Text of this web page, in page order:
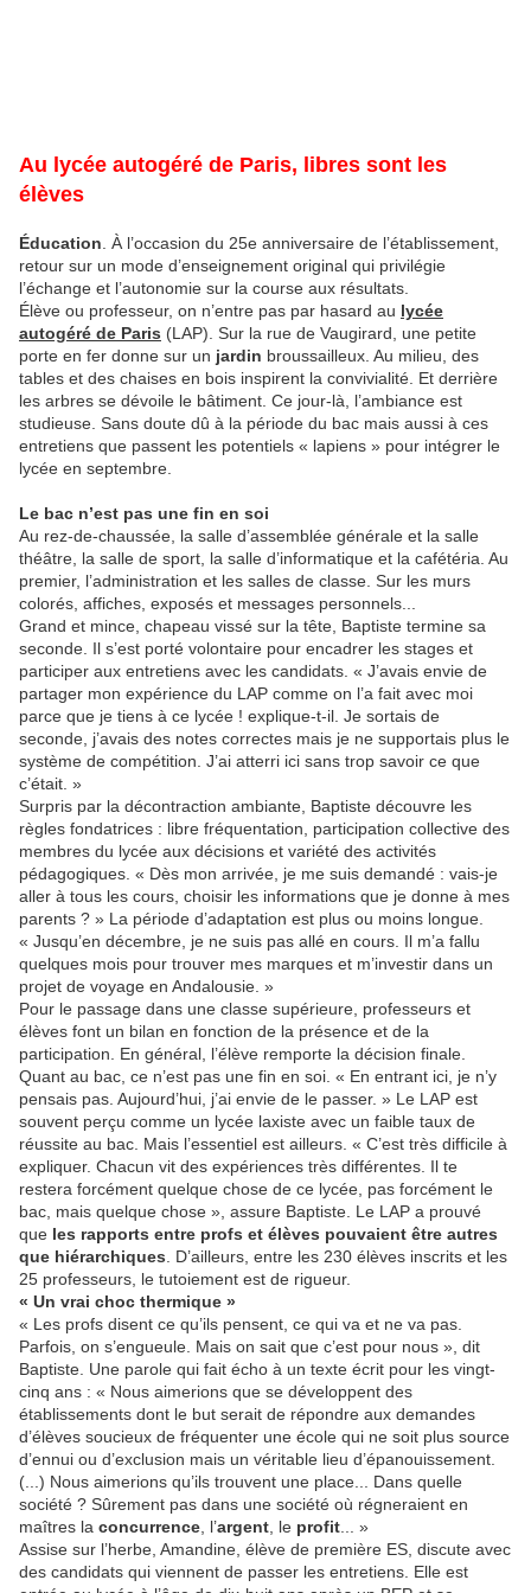
Au lycée autogéré de Paris, libres sont les
élèves
Éducation . À l’occasion du 25e anniversaire de l’établissement,
retour sur un mode d’enseignement original qui privilégie
l’échange et l’autonomie sur la course aux résultats.
Élève ou professeur, on n’entre pas par hasard au lycée
autogéré de Paris (LAP). Sur la rue de Vaugirard, une petite
porte en fer donne sur un jardin broussailleux. Au milieu, des
tables et des chaises en bois inspirent la convivialité. Et derrière
les arbres se dévoile le bâtiment. Ce jour-là, l’ambiance est
studieuse. Sans doute dû à la période du bac mais aussi à ces
entretiens que passent les potentiels « lapiens » pour intégrer le
lycée en septembre.
Le bac n’est pas une fin en soi
Au rez-de-chaussée, la salle d’assemblée générale et la salle
théâtre, la salle de sport, la salle d’informatique et la cafétéria. Au
premier, l’administration et les salles de classe. Sur les murs
colorés, affiches, exposés et messages personnels...
Grand et mince, chapeau vissé sur la tête, Baptiste termine sa
seconde. Il s’est porté volontaire pour encadrer les stages et
participer aux entretiens avec les candidats. « J’avais envie de
partager mon expérience du LAP comme on l’a fait avec moi
parce que je tiens à ce lycée ! explique-t-il. Je sortais de
seconde, j’avais des notes correctes mais je ne supportais plus le
système de compétition. J’ai atterri ici sans trop savoir ce que
c’était. »
Surpris par la décontraction ambiante, Baptiste découvre les
règles fondatrices : libre fréquentation, participation collective des
membres du lycée aux décisions et variété des activités
pédagogiques. « Dès mon arrivée, je me suis demandé : vais-je
aller à tous les cours, choisir les informations que je donne à mes
parents ? » La période d’adaptation est plus ou moins longue.
« Jusqu’en décembre, je ne suis pas allé en cours. Il m’a fallu
quelques mois pour trouver mes marques et m’investir dans un
projet de voyage en Andalousie. »
Pour le passage dans une classe supérieure, professeurs et
élèves font un bilan en fonction de la présence et de la
participation. En général, l’élève remporte la décision finale.
Quant au bac, ce n’est pas une fin en soi. « En entrant ici, je n’y
pensais pas. Aujourd’hui, j’ai envie de le passer. » Le LAP est
souvent perçu comme un lycée laxiste avec un faible taux de
réussite au bac. Mais l’essentiel est ailleurs. « C’est très difficile à
expliquer. Chacun vit des expériences très différentes. Il te
restera forcément quelque chose de ce lycée, pas forcément le
bac, mais quelque chose », assure Baptiste. Le LAP a prouvé
que les rapports entre profs et élèves pouvaient être autres
que hiérarchiques . D’ailleurs, entre les 230 élèves inscrits et les
25 professeurs, le tutoiement est de rigueur.
« Un vrai choc thermique »
« Les profs disent ce qu’ils pensent, ce qui va et ne va pas.
Parfois, on s’engueule. Mais on sait que c’est pour nous », dit
Baptiste. Une parole qui fait écho à un texte écrit pour les vingt-
cinq ans : « Nous aimerions que se développent des
établissements dont le but serait de répondre aux demandes
d’élèves soucieux de fréquenter une école qui ne soit plus source
d’ennui ou d’exclusion mais un véritable lieu d’épanouissement.
(...) Nous aimerions qu’ils trouvent une place... Dans quelle
société ? Sûrement pas dans une société où régneraient en
maîtres la concurrence , l’argent , le profit ... »
Assise sur l’herbe, Amandine, élève de première ES, discute avec
des candidats qui viennent de passer les entretiens. Elle est